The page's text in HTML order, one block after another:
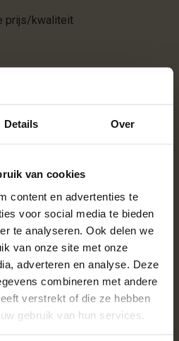
Details Over
van cookies
content en advertenties te
voor social media te bieden
te analyseren. Ook delen we
van onze site met onze
adverteren en analyse. Deze
combineren met andere
verstrekt of die ze hebben
gebruik van hun services.
prijs/kwaliteit
tot 10%